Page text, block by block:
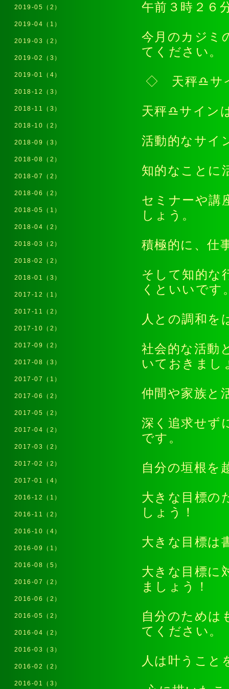
午前３時２
今月のカジミ
てください
◇ 天秤♎サ
天秤♎サイン
活動的なサイ
知的なことに
セミナーや講
しょう。
積極的に、仕
そして知的な
くといいです
人との調和を
社会的な活動
いておきまし
仲間や家族と
深く追求せず
です。
自分の垣根を
大きな目標の
しょう！
大きな目標
大きな目標に
ましょう！
自分のためは
てくださ
人は叶うこ
2019-05（2）
2019-04（1）
2019-03（2）
2019-02（3）
2019-01（4）
2018-12（3）
2018-11（3）
2018-10（2）
2018-09（3）
2018-08（2）
2018-07（2）
2018-06（2）
2018-05（1）
2018-04（2）
2018-03（2）
2018-02（2）
2018-01（3）
2017-12（1）
2017-11（2）
2017-10（2）
2017-09（2）
2017-08（3）
2017-07（1）
2017-06（2）
2017-05（2）
2017-04（2）
2017-03（2）
2017-02（2）
2017-01（4）
2016-12（1）
2016-11（2）
2016-10（4）
2016-09（1）
2016-08（5）
2016-07（2）
2016-06（2）
2016-05（2）
2016-04（2）
2016-03（3）
2016-02（2）
2016-01（3）